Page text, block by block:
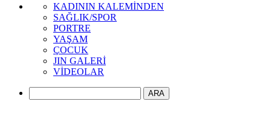
KADININ KALEMİNDEN
SAĞLIK/SPOR
PORTRE
YAŞAM
ÇOCUK
JIN GALERİ
VİDEOLAR
ARA